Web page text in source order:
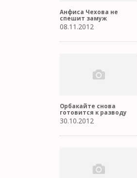
Анфиса Чехова не
спешит замуж
08.11.2012
Орбакайте снова
готовится к разводу
30.10.2012